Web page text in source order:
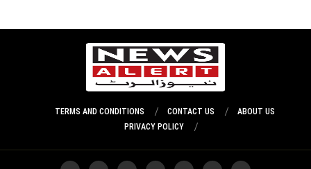
ABOUT US
CONTACT US
TERMS AND CONDITIONS
PRIVACY POLICY